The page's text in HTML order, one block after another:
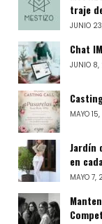
traje
JUNIO
Chat IM
JUNIO
MAYO
Jardín
en
MAYO 7,